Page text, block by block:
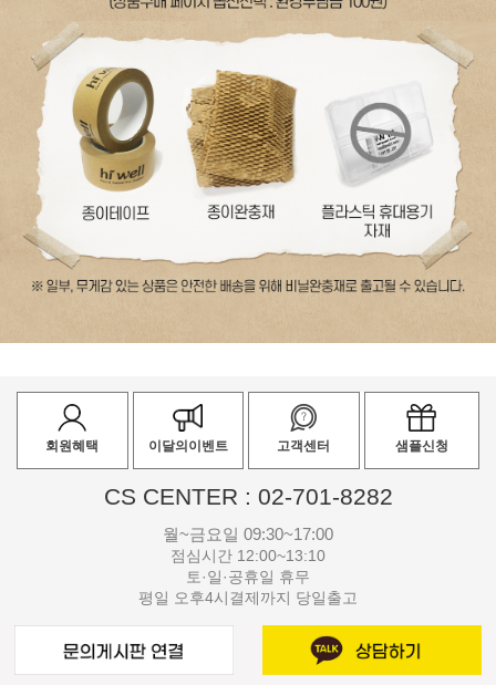
회원혜택 이달의이벤트 고객센터 샘플신청
CS CENTER : 02-701-8282
월~금요일 09:30~17:00
점심시간 12:00~13:10
토·일·공휴일 휴무
평일 오후4시결제까지 당일출고